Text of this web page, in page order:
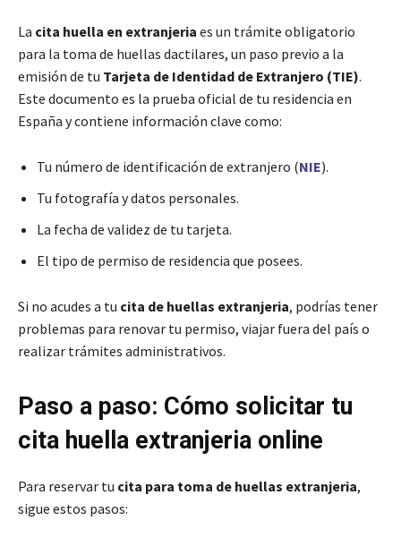
La cita huella en extranjeria es un trámite obligatorio
para la toma de huellas dactilares, un paso previo a la
emisión de tu Tarjeta de Identidad de Extranjero (TIE).
Este documento es la prueba oficial de tu residencia en
España y contiene información clave como:
Tu número de identificación de extranjero (NIE).
Tu fotografía y datos personales.
La fecha de validez de tu tarjeta.
El tipo de permiso de residencia que posees.
Si no acudes a tu cita de huellas extranjeria, podrías tener
problemas para renovar tu permiso, viajar fuera del país o
realizar trámites administrativos.
Paso a paso: Cómo solicitar tu
cita huella extranjeria online
Para reservar tu cita para toma de huellas extranjeria,
sigue estos pasos: